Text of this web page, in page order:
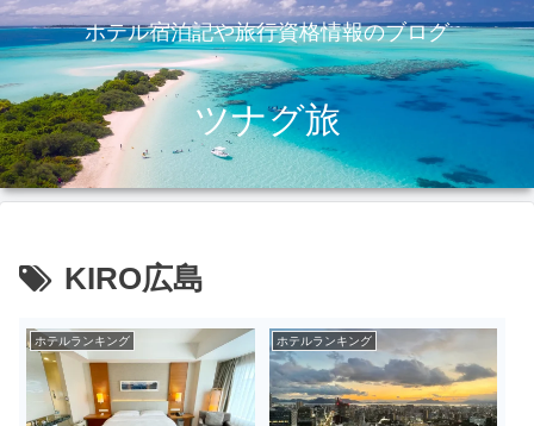
ホテル宿泊記や旅行資格情報のブログ
ツナグ旅
KIRO広島
ホテルランキング ホテルランキング